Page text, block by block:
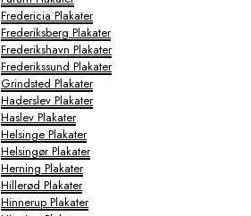
Fredericia Plakater
Frederiksberg Plakater
Frederikshavn Plakater
Frederikssund Plakater
Grindsted Plakater
Haderslev Plakater
Haslev Plakater
Helsinge Plakater
Helsingør Plakater
Herning Plakater
Hillerød Plakater
Hinnerup Plakater